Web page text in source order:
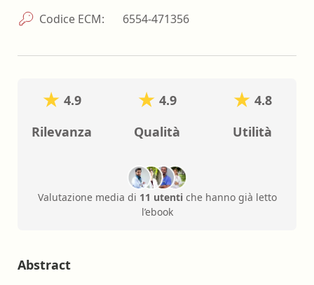
Codice ECM:
6554-471356
4.9
Rilevanza
4.9
Qualità
4.8
Utilità
Valutazione media di 11 utentiche hanno già letto
l’ebook
Abstract